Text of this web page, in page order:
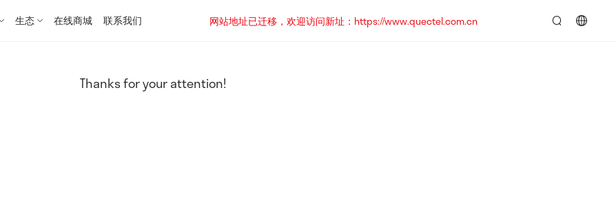
生态 在线商城 联系我们
网站地址已迁移，欢迎访问新址：https://www.quectel.com.cn
Thanks for your attention!